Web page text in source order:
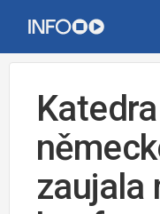
Katedra
zaujala